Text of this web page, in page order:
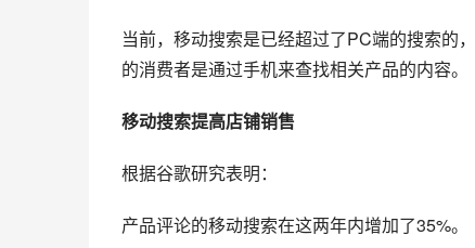
当前，移动搜索是已经超过了PC端的搜索的
的消费者是通过手机来查找相关产品的内容。
移动搜索提高店铺销售
根据谷歌研究表明：
产品评论的移动搜索在这两年内增加了35%。